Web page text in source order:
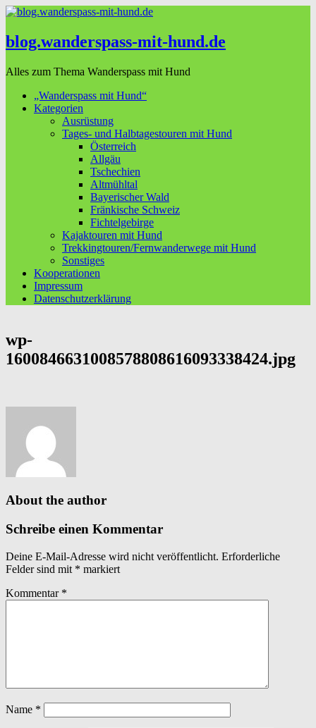
blog.wanderspass-mit-hund.de
Alles zum Thema Wanderspass mit Hund
„Wanderspass mit Hund“
Kategorien
Ausrüstung
Tages- und Halbtagestouren mit Hund
Österreich
Allgäu
Tschechien
Altmühltal
Bayerischer Wald
Fränkische Schweiz
Fichtelgebirge
Kajaktouren mit Hund
Trekkingtouren/Fernwanderwege mit Hund
Sonstiges
Kooperationen
Impressum
Datenschutzerklärung
wp-
1600846631008578808616093338424.jpg
About the author
Schreibe einen Kommentar
Deine E-Mail-Adresse wird nicht veröffentlicht. Erforderliche
Felder sind mit * markiert
Kommentar *
Name *